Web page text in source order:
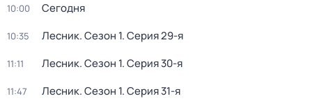
10:00 Сегодня
10:35 Лесник. Сезон 1. Серия 29-я
11:11 Лесник. Сезон 1. Серия 30-я
11:47 Лесник. Сезон 1. Серия 31-я